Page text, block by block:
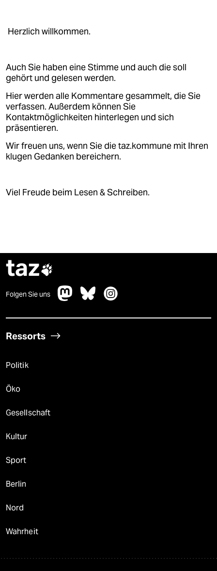
Herzlich willkommen.
Auch Sie haben eine Stimme und auch die soll
gehört und gelesen werden.
Hier werden alle Kommentare gesammelt, die Sie
verfassen. Außerdem können Sie
Kontaktmöglichkeiten hinterlegen und sich
präsentieren.
Wir freuen uns, wenn Sie die taz.kommune mit Ihren
klugen Gedanken bereichern.
Viel Freude beim Lesen & Schreiben.
taz
Folgen Sie uns
Ressorts
Politik
Öko
Gesellschaft
Kultur
Sport
Berlin
Nord
Wahrheit